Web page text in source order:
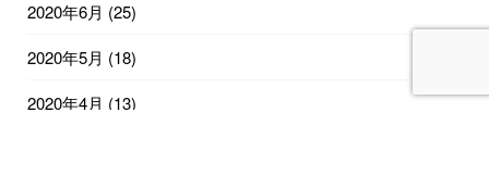
2020年6月 (25)
2020年5月 (18)
2020年4月 (13)